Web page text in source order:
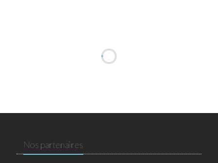
Nos partenaires